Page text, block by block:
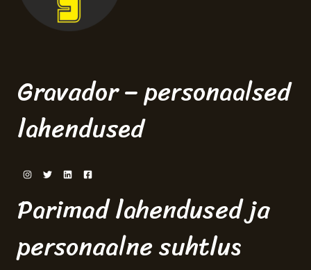
Gravador – personaalsed
lahendused
Parimad lahendused ja
personaalne suhtlus